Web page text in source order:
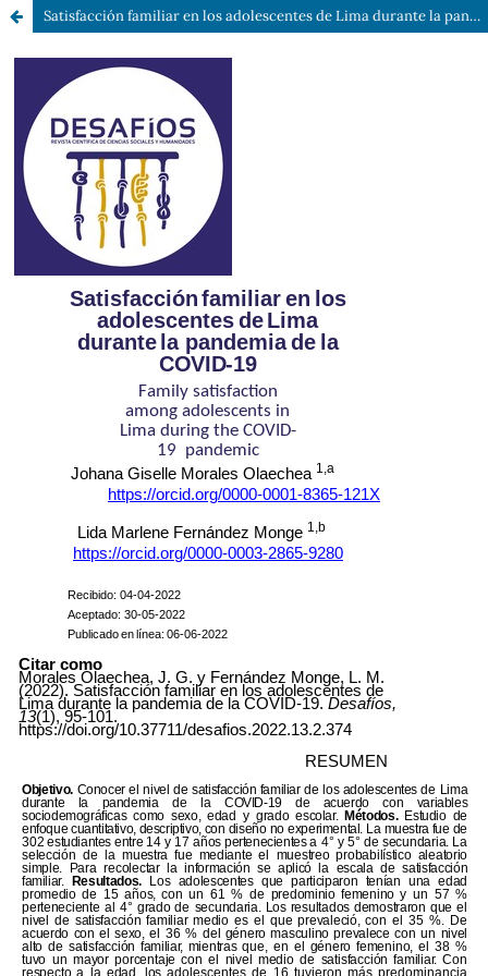
Satisfacción familiar en los adolescentes de Lima durante la pandemia de la COVID-19